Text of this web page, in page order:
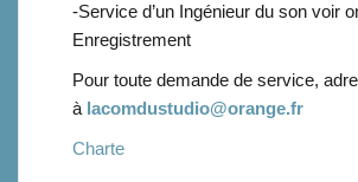
-Service d’un Ingénieur du son voir
Enregistrement
Pour toute demande de service,
à lacomdustudio@orange.fr
Charte